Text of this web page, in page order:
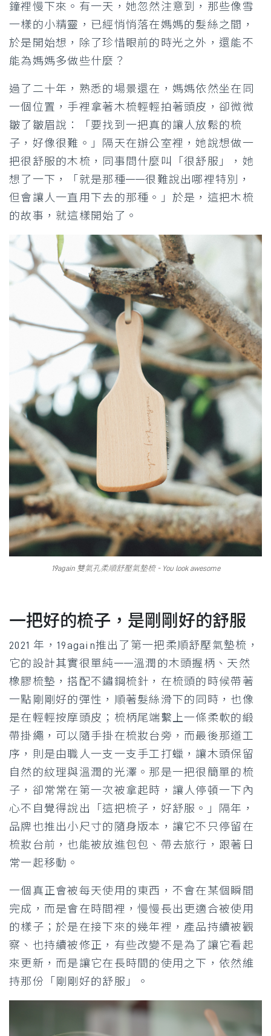
鐘裡慢下來。有一天，她忽然注意到，那些像雪
一樣的小精靈，已經悄悄落在媽媽的髮絲之間，
於是開始想，除了珍惜眼前的時光之外，還能不
能為媽媽多做些什麼？
過了二十年，熟悉的場景還在，媽媽依然坐在同
一個位置，手裡拿著木梳輕輕拍著頭皮，卻微微
皺了皺眉說：「要找到一把真的讓人放鬆的梳
子，好像很難。」隔天在辦公室裡，她說想做一
把很舒服的木梳，同事問什麼叫「很舒服」，她
想了一下，「就是那種——很難說出哪裡特別，
但會讓人一直用下去的那種。」於是，這把木梳
的故事，就這樣開始了。
19again 雙氣孔柔順舒壓氣墊梳 - You look awesome
一把好的梳子，是剛剛好的舒服
2021 年，19again推出了第一把柔順舒壓氣墊梳，
它的設計其實很單純——溫潤的木頭握柄、天然
橡膠梳墊，搭配不鏽鋼梳針，在梳頭的時候帶著
一點剛剛好的彈性，順著髮絲滑下的同時，也像
是在輕輕按摩頭皮；梳柄尾端繫上一條柔軟的緞
帶掛繩，可以隨手掛在梳妝台旁，而最後那道工
序，則是由職人一支一支手工打蠟，讓木頭保留
自然的紋理與溫潤的光澤。那是一把很簡單的梳
子，卻常常在第一次被拿起時，讓人停頓一下內
心不自覺得說出「這把梳子，好舒服。」隔年，
品牌也推出小尺寸的隨身版本，讓它不只停留在
梳妝台前，也能被放進包包、帶去旅行，跟著日
常一起移動。
一個真正會被每天使用的東西，不會在某個瞬間
完成，而是會在時間裡，慢慢長出更適合被使用
的樣子；於是在接下來的幾年裡，產品持續被觀
察、也持續被修正，有些改變不是為了讓它看起
來更新，而是讓它在長時間的使用之下，依然維
持那份「剛剛好的舒服」。